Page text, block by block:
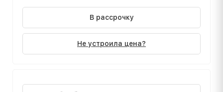
В рассрочку
Не устроила цена?